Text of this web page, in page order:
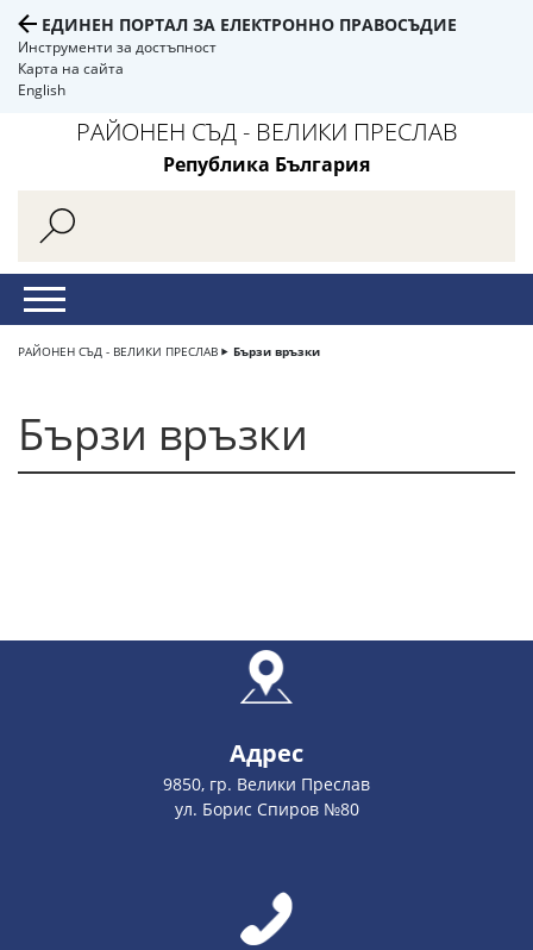
ЕДИНЕН ПОРТАЛ ЗА ЕЛЕКТРОННО ПРАВОСЪДИЕ
Инструменти за достъпност
Карта на сайта
English
РАЙОНЕН СЪД - ВЕЛИКИ ПРЕСЛАВ
Република България
РАЙОНЕН СЪД - ВЕЛИКИ ПРЕСЛАВ Бързи връзки
Бързи връзки
Адрес
9850, гр. Велики Преслав
ул. Борис Спиров №80